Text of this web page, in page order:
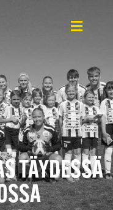
TÄYDESSÄ